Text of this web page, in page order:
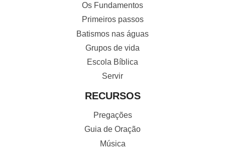
Os Fundamentos
Primeiros passos
Batismos nas águas
Grupos de vida
Escola Bíblica
Servir
RECURSOS
Pregações
Guia de Oração
Música